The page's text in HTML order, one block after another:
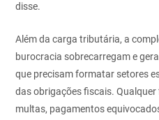
disse.
Além da carga tributária, a
burocracia sobrecarregam e
que precisam formatar setores
das obrigações fiscais.
multas, pagamentos